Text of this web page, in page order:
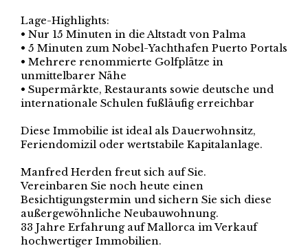
Lage-Highlights:
• Nur 15 Minuten in die Altstadt von Palma
• 5 Minuten zum Nobel-Yachthafen Puerto Portals
• Mehrere renommierte Golfplätze in
unmittelbarer Nähe
• Supermärkte, Restaurants sowie deutsche und
internationale Schulen fußläufig erreichbar
Diese Immobilie ist ideal als Dauerwohnsitz,
Feriendomizil oder wertstabile Kapitalanlage.
Manfred Herden freut sich auf Sie.
Vereinbaren Sie noch heute einen
Besichtigungstermin und sichern Sie sich diese
außergewöhnliche Neubauwohnung.
33 Jahre Erfahrung auf Mallorca im Verkauf
hochwertiger Immobilien.